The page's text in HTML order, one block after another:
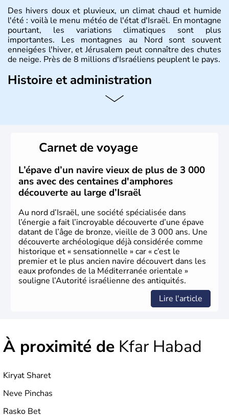
Des hivers doux et pluvieux, un climat chaud et humide
l'été : voilà le menu météo de l'état d'Israël. En montagne
pourtant, les variations climatiques sont plus
importantes. Les montagnes au Nord sont souvent
enneigées l'hiver, et Jérusalem peut connaître des chutes
de neige. Près de 8 millions d'Israéliens peuplent le pays.
Histoire et administration
L'Israël est un état de la partie est de la Méditerranée,
vrai essor économique dans le domaine des nouvelles
Carnet de voyage
L’épave d’un navire vieux de plus de 3 000
ans avec des centaines d'amphores
découverte au large d’Israël
Au nord d’Israël, une société spécialisée dans
l’énergie a fait l’incroyable découverte d’une épave
datant de l’âge de bronze, vieille de 3 000 ans. Une
découverte archéologique déjà considérée comme
historique et « sensationnelle » car « c’est le
premier et le plus ancien navire découvert dans les
eaux profondes de la Méditerranée orientale »
souligne l’Autorité israélienne des antiquités.
Lire l'article
À proximité de Kfar Habad
Kiryat Sharet
Neve Pinchas
Rasko Bet